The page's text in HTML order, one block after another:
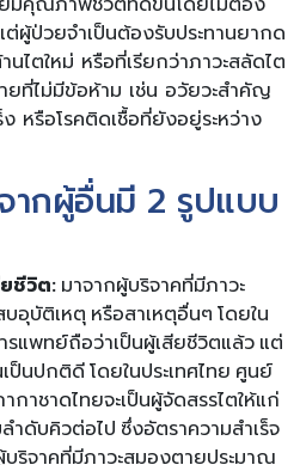
ผู้ป่วยจำเป็นต้องรับประทานยากด
ไตใหม่ หรือที่เรียกว่าภาวะสลัดไต
ยที่ไม่มีข้อห้าม เช่น อวัยวะสำคัญ
หรือโรคติดเชื้อที่ยังอยู่ระหว่าง
ากผู้อื่นมี 2 รูปแบบ
ชีวิต: มาจากผู้บริจาคที่มีภาวะ
อุบัติเหตุ หรือสาเหตุอื่นๆ โดยใน
แพทย์ถือว่าเป็นผู้เสียชีวิตแล้ว แต่
ป็นปกติดี โดยในประเทศไทย ศูนย์
กาชาดไทยจะเป็นผู้จัดสรรไตให้แก่
ำดับคิวต่อไป ซึ่งอัตราความสำเร็จ
ริจาคที่มีภาวะสมองตายประมาณ